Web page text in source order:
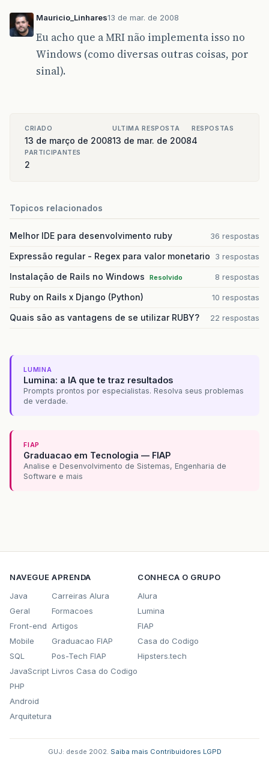
Mauricio_Linhares13 de mar. de 2008
Eu acho que a MRI não implementa isso no
Windows (como diversas outras coisas, por
sinal).
CRIADO
13 de março de 2008
ULTIMA RESPOSTA
13 de mar. de 2008
RESPOSTAS
4
PARTICIPANTES
2
Topicos relacionados
Melhor IDE para desenvolvimento ruby 36 respostas
Expressão regular - Regex para valor monetario 3 respostas
Instalação de Rails no Windows Resolvido 8 respostas
Ruby on Rails x Django (Python) 10 respostas
Quais são as vantagens de se utilizar RUBY? 22 respostas
LUMINA
Lumina: a IA que te traz resultados
Prompts prontos por especialistas. Resolva seus problemas
de verdade.
FIAP
Graduacao em Tecnologia — FIAP
Analise e Desenvolvimento de Sistemas, Engenharia de
Software e mais
NAVEGUE
Java
Geral
Front-end
Mobile
SQL
JavaScript
PHP
Android
Arquitetura
APRENDA
Carreiras Alura
Formacoes
Artigos
Graduacao FIAP
Pos-Tech FIAP
Livros Casa do Codigo
CONHECA O GRUPO
Alura
Lumina
FIAP
Casa do Codigo
Hipsters.tech
GUJ: desde 2002. Saiba mais Contribuidores LGPD